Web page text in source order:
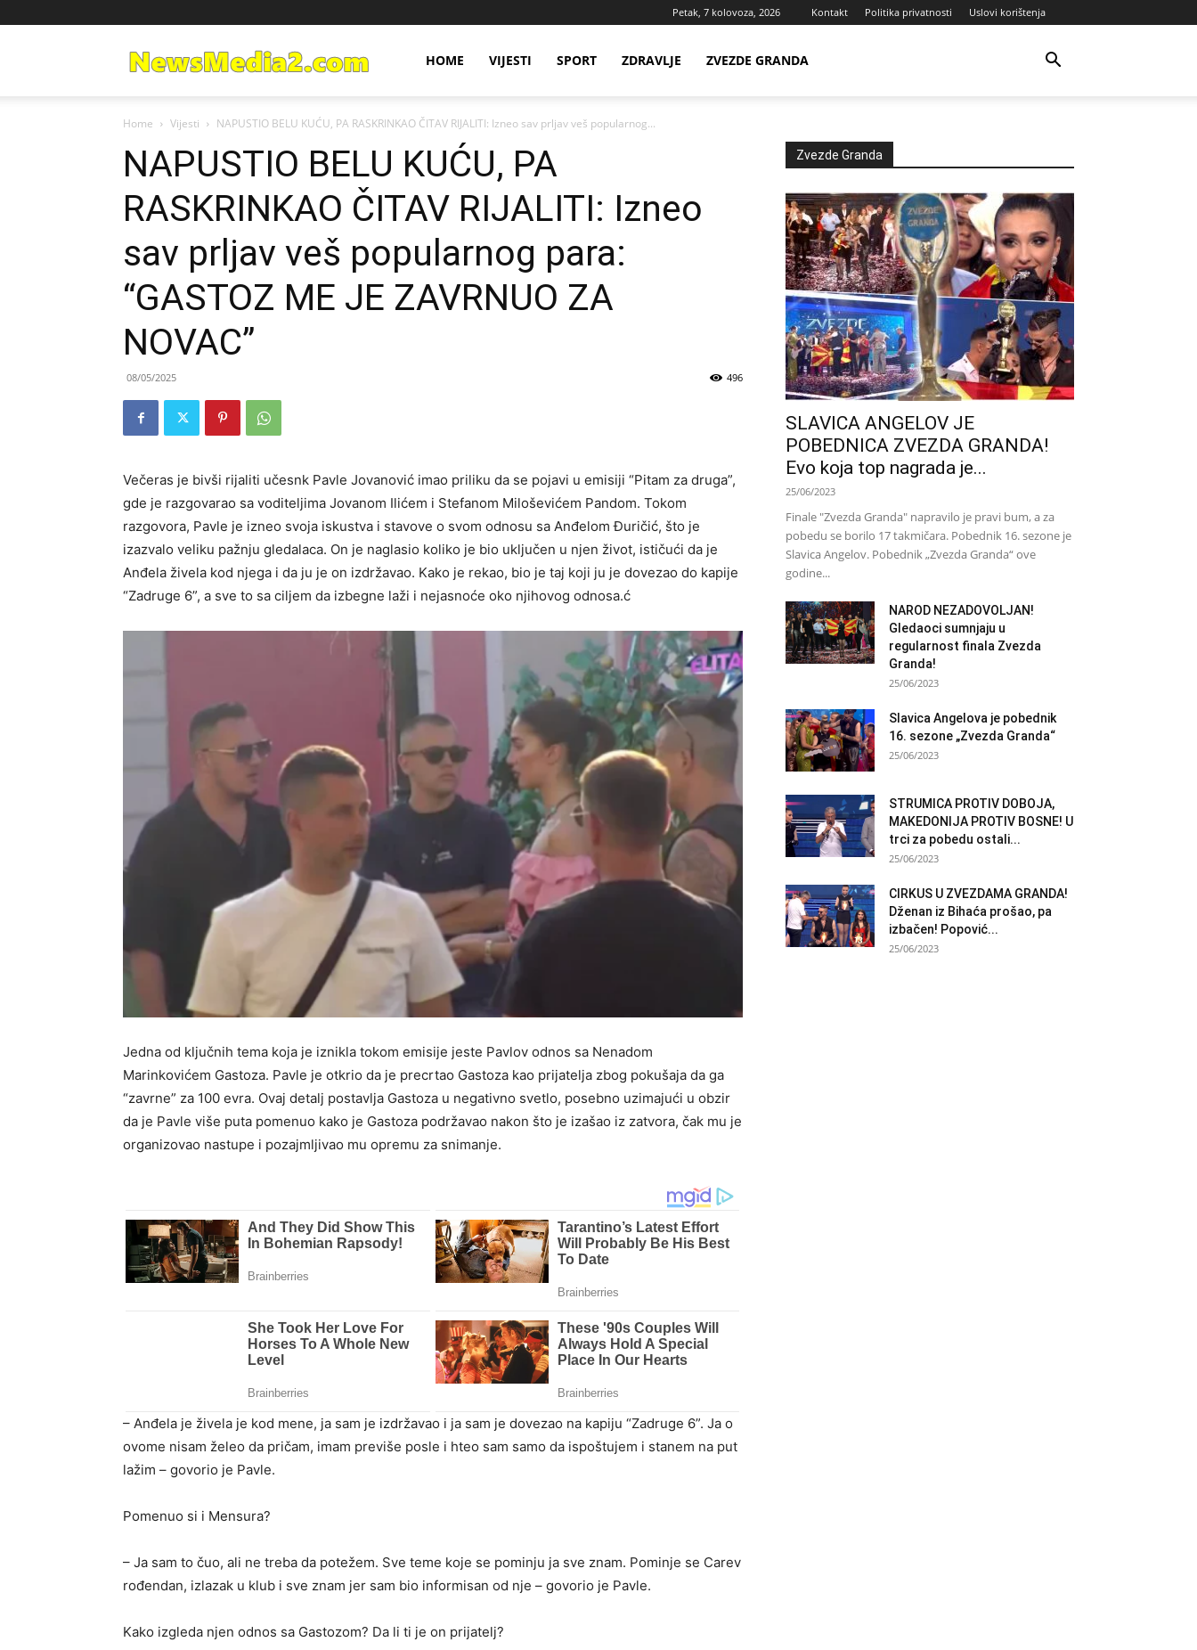
Petak, 7 kolovoza, 2026 Kontakt Politika privatnosti Uslovi korištenja
Media
HOME VIJESTI SPORT ZDRAVLJE ZVEZDE GRANDA
Home Vijesti NAPUSTIO BELU KUĆU, PA RASKRINKAO ČITAV RIJALITI: Izneo sav prljav veš popularnog...
NAPUSTIO BELU KUĆU, PA
RASKRINKAO ČITAV RIJALITI: Izneo
sav prljav veš popularnog para:
“GASTOZ ME JE ZAVRNUO ZA
NOVAC”
08/05/2025 496
Večeras je bivši rijaliti učesnk Pavle Jovanović imao priliku da se pojavi u emisiji “Pitam za druga”,
gde je razgovarao sa voditeljima Jovanom Ilićem i Stefanom Miloševićem Pandom. Tokom
razgovora, Pavle je izneo svoja iskustva i stavove o svom odnosu sa Anđelom Đuričić, što je
izazvalo veliku pažnju gledalaca. On je naglasio koliko je bio uključen u njen život, ističući da je
Anđela živela kod njega i da ju je on izdržavao. Kako je rekao, bio je taj koji ju je dovezao do kapije
“Zadruge 6”, a sve to sa ciljem da izbegne laži i nejasnoće oko njihovog odnosa.ć
Jedna od ključnih tema koja je iznikla tokom emisije jeste Pavlov odnos sa Nenadom
Marinkovićem Gastoza. Pavle je otkrio da je precrtao Gastoza kao prijatelja zbog pokušaja da ga
“zavrne” za 100 evra. Ovaj detalj postavlja Gastoza u negativno svetlo, posebno uzimajući u obzir
da je Pavle više puta pomenuo kako je Gastoza podržavao nakon što je izašao iz zatvora, čak mu je
organizovao nastupe i pozajmljivao mu opremu za snimanje.
– Anđela je živela je kod mene, ja sam je izdržavao i ja sam je dovezao na kapiju “Zadruge 6”. Ja o
ovome nisam želeo da pričam, imam previše posle i hteo sam samo da ispoštujem i stanem na put
lažim – govorio je Pavle.
Pomenuo si i Mensura?
– Ja sam to čuo, ali ne treba da potežem. Sve teme koje se pominju ja sve znam. Pominje se Carev
rođendan, izlazak u klub i sve znam jer sam bio informisan od nje – govorio je Pavle.
Kako izgleda njen odnos sa Gastozom? Da li ti je on prijatelj?
Zvezde Granda
SLAVICA ANGELOV JE
POBEDNICA ZVEZDA GRANDA!
Evo koja top nagrada je...
25/06/2023
Finale "Zvezda Granda" napravilo je pravi bum, a za
pobedu se borilo 17 takmičara. Pobednik 16. sezone je
Slavica Angelov. Pobednik „Zvezda Granda“ ove
godine...
NAROD NEZADOVOLJAN!
Gledaoci sumnjaju u
regularnost finala Zvezda
Granda!
25/06/2023
Slavica Angelova je pobednik
16. sezone „Zvezda Granda“
25/06/2023
STRUMICA PROTIV DOBOJA,
MAKEDONIJA PROTIV BOSNE! U
trci za pobedu ostali...
25/06/2023
CIRKUS U ZVEZDAMA GRANDA!
Dženan iz Bihaća prošao, pa
izbačen! Popović...
25/06/2023